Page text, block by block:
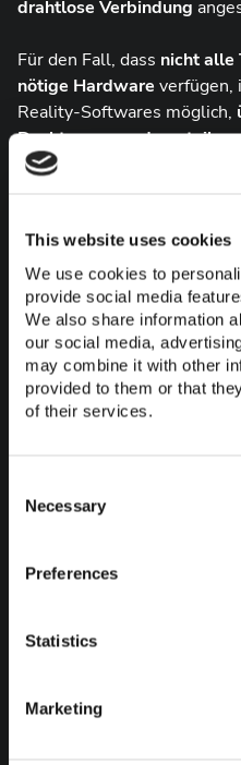
This website uses cookies
We use cookies to
provide social media
We also share information
our social media,
may combine it with other
provided to them or that
of their services.
Selection
Necessary
Preferences
Statistics
Marketing
drahtlose Verbindung
Für den Fall, dass nicht alle
nötige Hardware verfügen,
Reality-Softwares möglich,
Desktopanwendung
virtuelle Umgebung
sehen die anderen Avatare
kommunizieren – ganz
für Personen wichtig, die
Schwindelgefühlen zu
Vorteile und
Virtual Reality
Vorteile gegenüber
Angenehme
wahrnehmen können.
lassen sich